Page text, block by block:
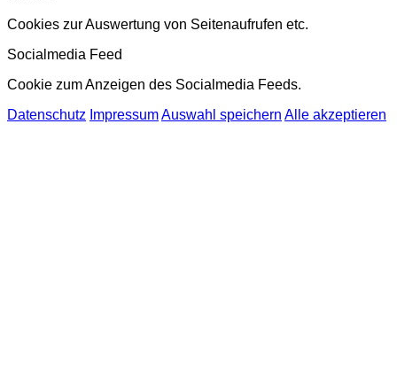
Cookies zur Auswertung von Seitenaufrufen etc.
Socialmedia Feed
Cookie zum Anzeigen des Socialmedia Feeds.
Datenschutz ImpressumAuswahl speichern Alle akzeptieren